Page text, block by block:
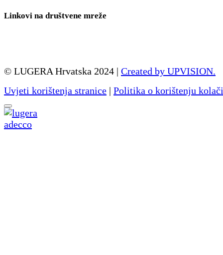
Linkovi na društvene mreže
© LUGERA Hrvatska 2024 | Created by UPVISION.
Uvjeti korištenja stranice | Politika o korištenju